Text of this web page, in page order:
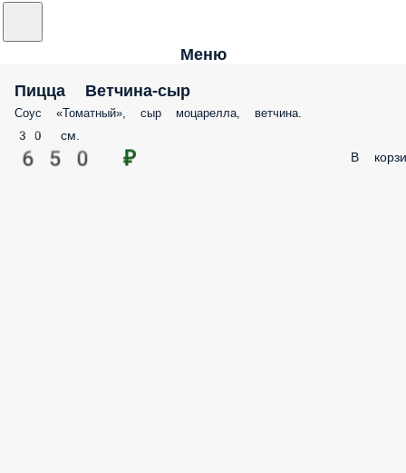
Меню
Пицца Ветчина-сыр
Соус «Томатный», сыр моцарелла, ветчина.
30 см.
650 ₽ В